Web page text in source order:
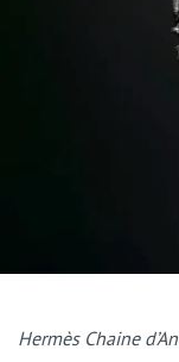
Hermès Chaine